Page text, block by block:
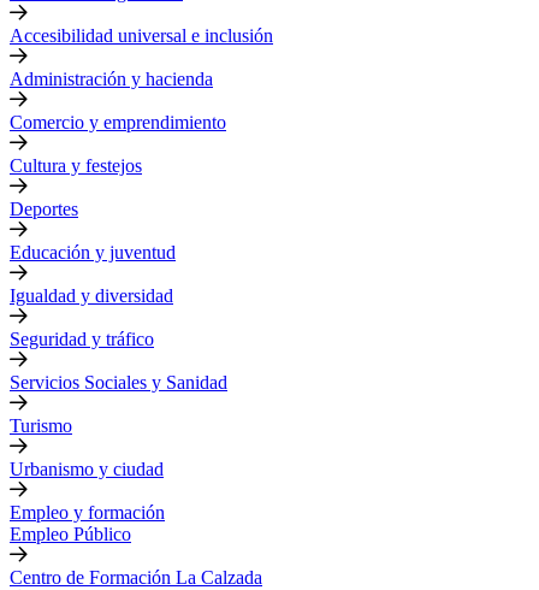
Accesibilidad universal e inclusión
Administración y hacienda
Comercio y emprendimiento
Cultura y festejos
Deportes
Educación y juventud
Igualdad y diversidad
Seguridad y tráfico
Servicios Sociales y Sanidad
Turismo
Urbanismo y ciudad
Empleo y formación
Empleo Público
Centro de Formación La Calzada